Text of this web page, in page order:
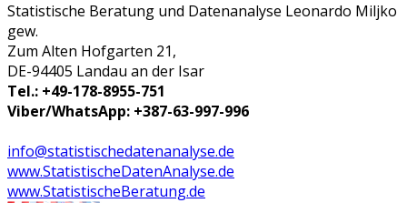
Statistische Beratung und Datenanalyse Leonardo Miljko
gew.
Zum Alten Hofgarten 21,
DE-94405 Landau an der Isar
Tel.: +49-178-8955-751
Viber/WhatsApp: +387-63-997-996
info@statistischedatenanalyse.de
www.StatistischeDatenAnalyse.de
www.StatistischeBeratung.de